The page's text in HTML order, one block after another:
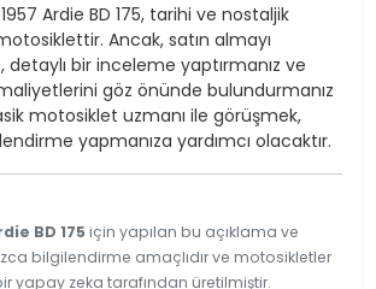
1957 Ardie BD 175, tarihi ve nostaljik
Ancak, satın almayı
detaylı bir inceleme yaptırmanız ve
göz önünde bulundurmanız
motosiklet uzmanı ile görüşmek,
yapmanıza yardımcı olacaktır.
BD 175 için yapılan bu açıklama ve
bilgilendirme amaçlıdır ve motosikletler
yapay zeka tarafından üretilmiştir.